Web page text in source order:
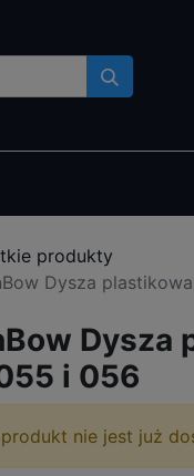
produkty
Dysza
Dysza
i 056
produkt nie jest już